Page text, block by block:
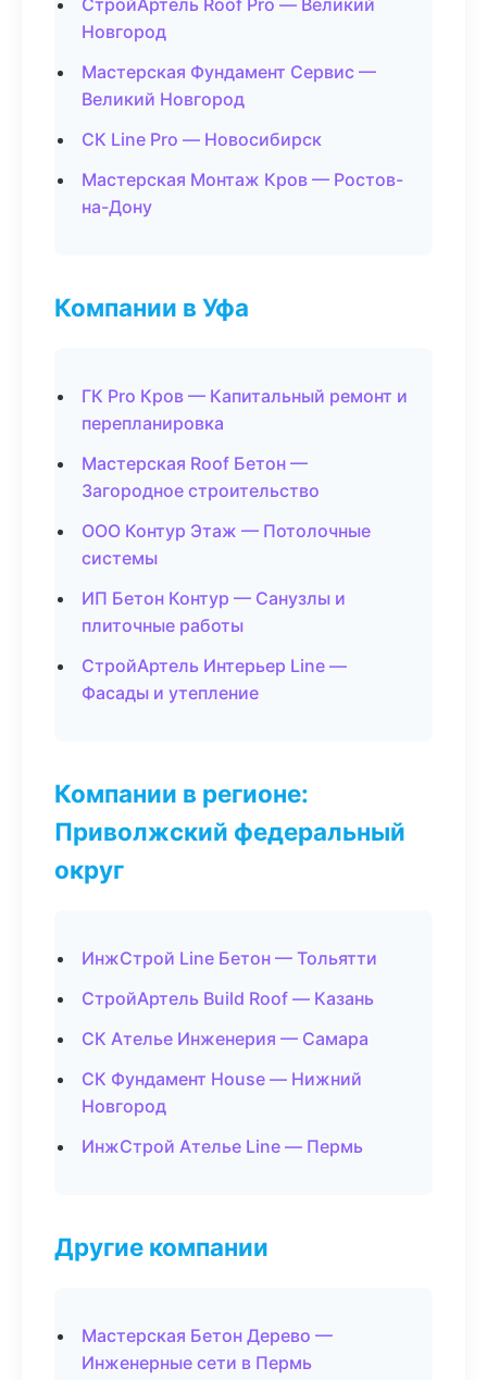
СтройАртель Roof Pro — Великий
Новгород
Мастерская Фундамент Сервис —
Великий Новгород
СК Line Pro — Новосибирск
Мастерская Монтаж Кров — Ростов-
на-Дону
Компании в Уфа
ГК Pro Кров — Капитальный ремонт и
перепланировка
Мастерская Roof Бетон —
Загородное строительство
ООО Контур Этаж — Потолочные
системы
ИП Бетон Контур — Санузлы и
плиточные работы
СтройАртель Интерьер Line —
Фасады и утепление
Компании в регионе:
Приволжский федеральный
округ
ИнжСтрой Line Бетон — Тольятти
СтройАртель Build Roof — Казань
СК Ателье Инженерия — Самара
СК Фундамент House — Нижний
Новгород
ИнжСтрой Ателье Line — Пермь
Другие компании
Мастерская Бетон Дерево —
Инженерные сети в Пермь